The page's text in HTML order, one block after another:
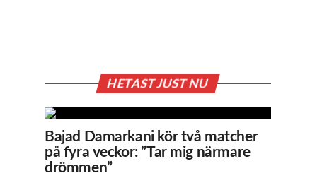
HETAST JUST NU
Bajad Damarkani kör två matcher
på fyra veckor: ”Tar mig närmare
drömmen”